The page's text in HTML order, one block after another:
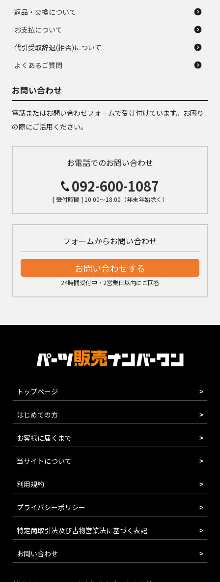
返品・交換について
お支払について
代引受取辞退(拒否)について
よくあるご質問
お問い合わせ
電話またはお問い合わせフォームで受け付けています。お困り
の際にご活用ください。
お電話でのお問い合わせ
092-600-1087
[ 受付時間 ] 10:00～18:00（年末年始除く）
フォームからお問い合わせ
お問い合わせする
24時間受付中・2営業日以内にご回答
トップページ
はじめての方
お客様に届くまで
当サイトについて
利用規約
プライバシーポリシー
特定商取引法及び古物営業法に基づく表記
お問い合わせ